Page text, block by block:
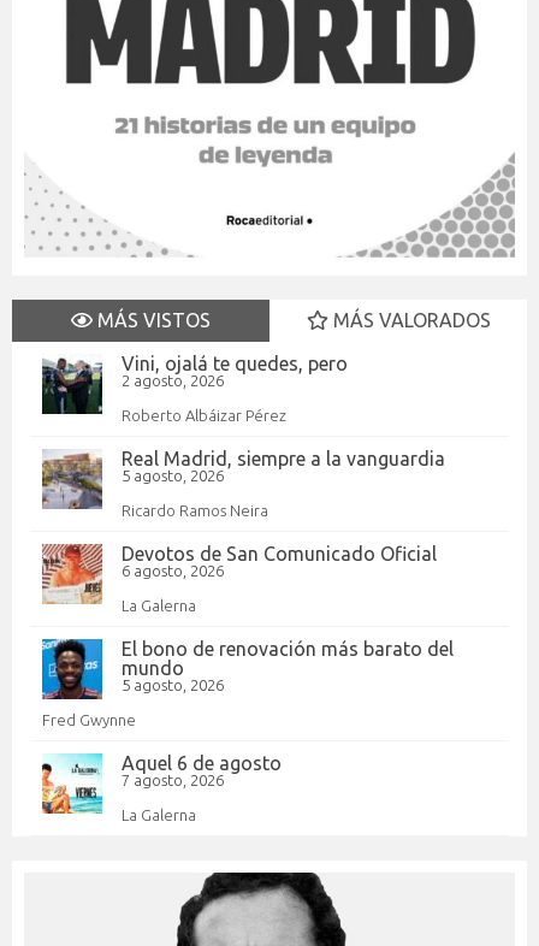
MÁS VISTOS
MÁS VALORADOS
Vini, ojalá te quedes, pero
2 agosto, 2026
Roberto Albáizar Pérez
Real Madrid, siempre a la vanguardia
5 agosto, 2026
Ricardo Ramos Neira
Devotos de San Comunicado Oficial
6 agosto, 2026
La Galerna
El bono de renovación más barato del
mundo
5 agosto, 2026
Fred Gwynne
Aquel 6 de agosto
7 agosto, 2026
La Galerna